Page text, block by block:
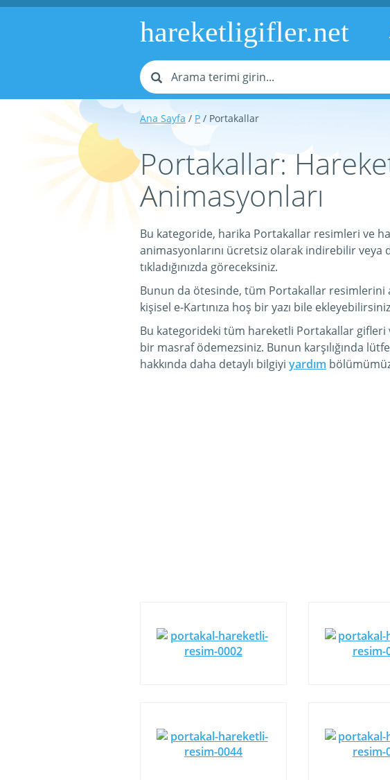
hareketligifler.net
Ana Sayfa / P / Portakallar
Portakallar:
Animasyonları
Bu kategoride, harika Portakallar resimleri ve
animasyonlarını ücretsiz olarak indirebilir
tıkladığınızda göreceksiniz.
Bunun da ötesinde, tüm Portakallar resimlerini
kişisel e-Kartınıza hoş bir yazı bile
Bu kategorideki tüm hareketli Portakallar
bir masraf ödemezsiniz. Bunun karşılığında
hakkında daha detaylı bilgiyi yardım